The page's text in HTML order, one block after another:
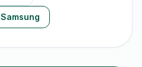
Samsung